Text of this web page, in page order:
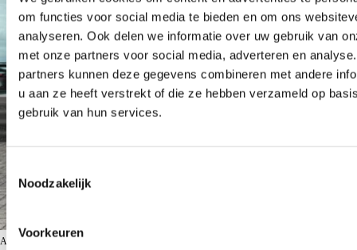
om functies voor social media te bieden en om ons
analyseren. Ook delen we informatie over uw gebruik van
met onze partners voor social media, adverteren en
partners kunnen deze gegevens combineren met andere
u aan ze heeft verstrekt of die ze hebben verzameld op
gebruik van hun services.
Noodzakelijk
Voorkeuren
ADG Groningen BYD